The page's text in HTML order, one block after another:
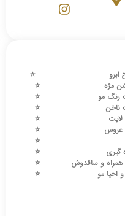
ابرو
⭐️
مژه
⭐️
رنگ مو
⭐️
ناخن
⭐️
⭐️
عروس
⭐️
⭐️
گیری
⭐️
همراه و ساقدوش
⭐️
احیا مو
⭐️